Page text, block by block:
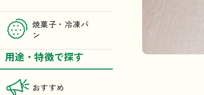
焼菓子・冷凍パ
ン
用途・特徴で探す
おすすめ